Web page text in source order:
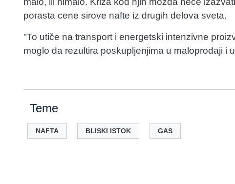
porasta cene sirove nafte iz drugih delova sveta.
"To utiče na transport i energetski intenzivne
moglo da rezultira poskupljenjima u maloprodaji i
Teme
NAFTA BLISKI ISTOK GAS